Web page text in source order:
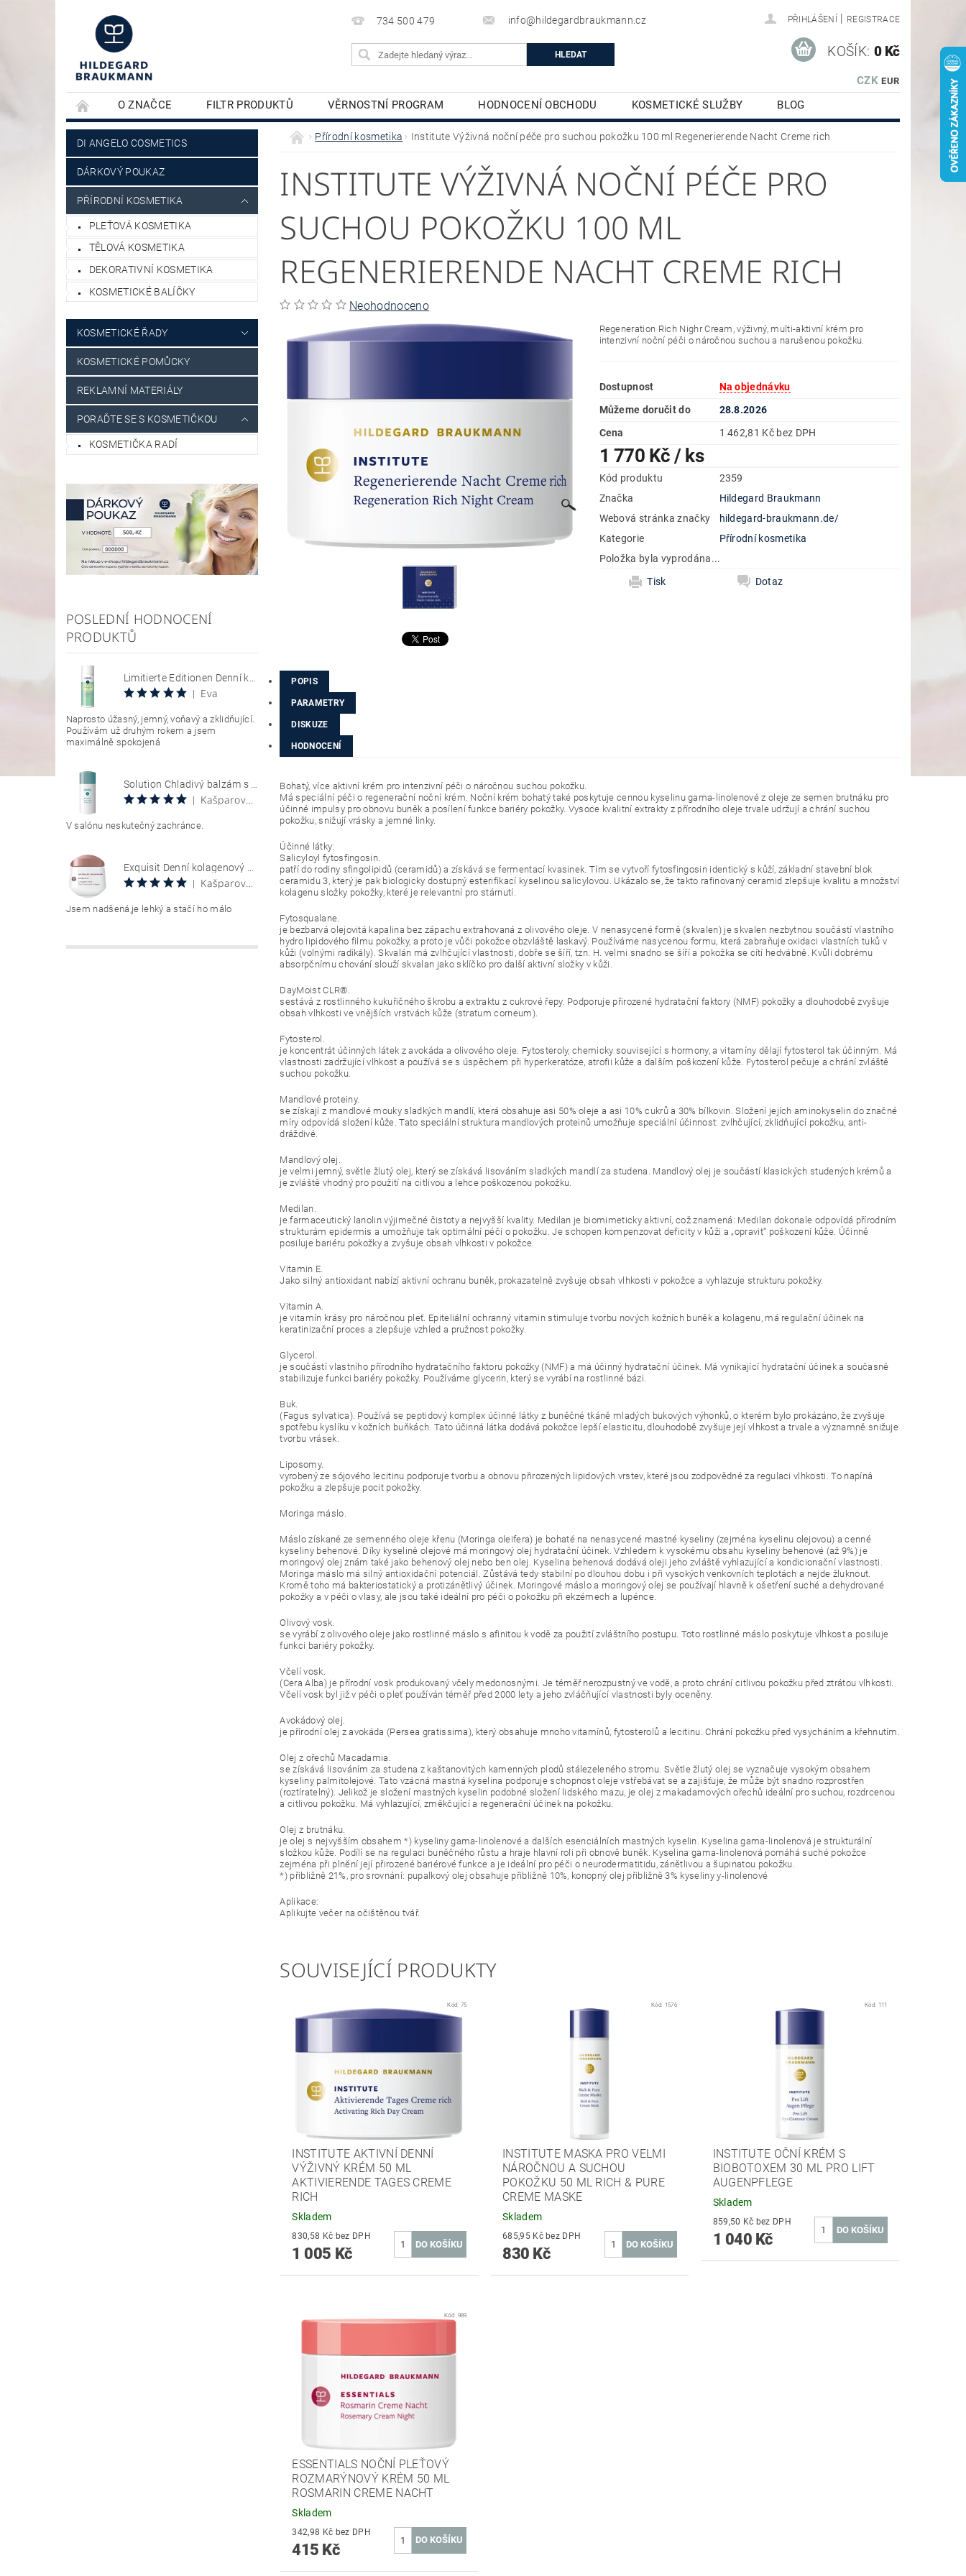
734 500 479 info@hildegardbraukmann.cz PŘIHLÁŠENÍ | REGISTRACE
CZK EUR
KOŠÍK: 0 Kč
O ZNAČCE FILTR PRODUKTŮ VĚRNOSTNÍ PROGRAM HODNOCENÍ OBCHODU KOSMETICKÉ SLUŽBY
BLOG
KONTAKTY
PLEŤOVÁ KOSMETIKA TĚLOVÁ KOSMETIKA DEKORATIVNÍ KOSMETIKA
DI ANGELO COSMETICS
DÁRKOVÝ POUKAZ
PŘÍRODNÍ KOSMETIKA
PLEŤOVÁ KOSMETIKA
TĚLOVÁ KOSMETIKA
DEKORATIVNÍ KOSMETIKA
KOSMETICKÉ BALÍČKY
KOSMETICKÉ ŘADY
KOSMETICKÉ POMŮCKY
REKLAMNÍ MATERIÁLY
PORAĎTE SE S KOSMETIČKOU
KOSMETIČKA RADÍ
POSLEDNÍ HODNOCENÍ
PRODUKTŮ
Limitierte Editionen Denní krém s SPF 30, chránící citlivou pokožku se sklonem k zarudnutí a kuperóze 50 ml Hyaluron Sun Relax Tages Creme SPF 30
|
Eva
Naprosto úžasný, jemný, voňavý a zklidňující.
Používám už druhým rokem a jsem
maximálně spokojená
Solution Chladivý balzám s aloe vera 100 ml Aloe Vera Cool Gel
|
Kašparová Vendula
V salónu neskutečný zachránce.
Exquisit Denní kolagenový krém 50 ml Collagen Creme Tag
|
Kašparová Vendula
Jsem nadšená,je lehký a stačí ho málo
Přírodní kosmetika Institute Výživná noční péče pro suchou pokožku 100 ml Regenerierende Nacht Creme rich
INSTITUTE VÝŽIVNÁ NOČNÍ PÉČE PRO
SUCHOU POKOŽKU 100 ML
REGENERIERENDE NACHT CREME RICH
Neohodnoceno
Regeneration Rich Nighr Cream, výživný, multi-aktivní krém pro
intenzivní noční péči o náročnou suchou a narušenou pokožku.
Dostupnost
Na objednávku
Můžeme doručit do
28.8.2026
Cena
1 462,81 Kč bez DPH
1 770 Kč/ ks
Kód produktu
2359
Značka
Hildegard Braukmann
Webová stránka značky
hildegard-braukmann.de/
Kategorie
Přírodní kosmetika
Položka byla vyprodána...
Tisk
Dotaz
POPIS
PARAMETRY
DISKUZE
HODNOCENÍ
Bohatý, více aktivní krém pro intenzivní péči o náročnou suchou pokožku.
Má speciální péči o regenerační noční krém. Noční krém bohatý také poskytuje cennou kyselinu gama-linolenové z oleje ze semen brutnáku pro
účinné impulsy pro obnovu buněk a posílení funkce bariéry pokožky. Vysoce kvalitní extrakty z přírodního oleje trvale udržují a chrání suchou
pokožku, snižují vrásky a jemné linky.
Účinné látky:
Salicyloyl fytosfingosin.
patří do rodiny sfingolipidů (ceramidů) a získává se fermentací kvasinek. Tím se vytvoří fytosfingosin identický s kůží, základní stavební blok
ceramidu 3, který je pak biologicky dostupný esterifikací kyselinou salicylovou. Ukázalo se, že takto rafinovaný ceramid zlepšuje kvalitu a množství
kolagenu složky pokožky, které je relevantní pro stárnutí.
Fytosqualane.
je bezbarvá olejovitá kapalina bez zápachu extrahovaná z olivového oleje. V nenasycené formě (skvalen) je skvalen nezbytnou součástí vlastního
hydro lipidového filmu pokožky, a proto je vůči pokožce obzvláště laskavý. Používáme nasycenou formu, která zabraňuje oxidaci vlastních tuků v
kůži (volnými radikály). Skvalán má zvlhčující vlastnosti, dobře se šíří, tzn. H. velmi snadno se šíří a pokožka se cítí hedvábně. Kvůli dobrému
absorpčnímu chování slouží skvalan jako sklíčko pro další aktivní složky v kůži.
DayMoist CLR®.
sestává z rostlinného kukuřičného škrobu a extraktu z cukrové řepy. Podporuje přirozené hydratační faktory (NMF) pokožky a dlouhodobě zvyšuje
obsah vlhkosti ve vnějších vrstvách kůže (stratum corneum).
Fytosterol.
je koncentrát účinných látek z avokáda a olivového oleje. Fytosteroly, chemicky související s hormony, a vitamíny dělají fytosterol tak účinným. Má
vlastnosti zadržující vlhkost a používá se s úspěchem při hyperkeratóze, atrofii kůže a dalším poškození kůže. Fytosterol pečuje a chrání zvláště
suchou pokožku.
Mandlové proteiny.
se získají z mandlové mouky sladkých mandlí, která obsahuje asi 50% oleje a asi 10% cukrů a 30% bílkovin. Složení jejích aminokyselin do značné
míry odpovídá složení kůže. Tato speciální struktura mandlových proteinů umožňuje speciální účinnost: zvlhčující, zklidňující pokožku, anti-
dráždivé.
Mandlový olej.
je velmi jemný, světle žlutý olej, který se získává lisováním sladkých mandlí za studena. Mandlový olej je součástí klasických studených krémů a
je zvláště vhodný pro použití na citlivou a lehce poškozenou pokožku.
Medilan.
je farmaceutický lanolin výjimečné čistoty a nejvyšší kvality. Medilan je biomimeticky aktivní, což znamená: Medilan dokonale odpovídá přírodním
strukturám epidermis a umožňuje tak optimální péči o pokožku. Je schopen kompenzovat deficity v kůži a „opravit“ poškození kůže. Účinně
posiluje bariéru pokožky a zvyšuje obsah vlhkosti v pokožce.
Vitamin E.
Jako silný antioxidant nabízí aktivní ochranu buněk, prokazatelně zvyšuje obsah vlhkosti v pokožce a vyhlazuje strukturu pokožky.
Vitamin A.
je vitamín krásy pro náročnou pleť. Epiteliální ochranný vitamin stimuluje tvorbu nových kožních buněk a kolagenu, má regulační účinek na
keratinizační proces a zlepšuje vzhled a pružnost pokožky.
Glycerol.
je součástí vlastního přírodního hydratačního faktoru pokožky (NMF) a má účinný hydratační účinek. Má vynikající hydratační účinek a současně
stabilizuje funkci bariéry pokožky. Používáme glycerin, který se vyrábí na rostlinné bázi.
Buk.
(Fagus sylvatica). Používá se peptidový komplex účinné látky z buněčné tkáně mladých bukových výhonků, o kterém bylo prokázáno, že zvyšuje
spotřebu kyslíku v kožních buňkách. Tato účinná látka dodává pokožce lepší elasticitu, dlouhodobě zvyšuje její vlhkost a trvale a významně snižuje
tvorbu vrásek.
Liposomy.
vyrobený ze sójového lecitinu podporuje tvorbu a obnovu přirozených lipidových vrstev, které jsou zodpovědné za regulaci vlhkosti. To napíná
pokožku a zlepšuje pocit pokožky.
Moringa máslo.
Máslo získané ze semenného oleje křenu (Moringa oleifera) je bohaté na nenasycené mastné kyseliny (zejména kyselinu olejovou) a cenné
kyseliny behenové. Díky kyselině olejové má moringový olej hydratační účinek. Vzhledem k vysokému obsahu kyseliny behenové (až 9%) je
moringový olej znám také jako behenový olej nebo ben olej. Kyselina behenová dodává oleji jeho zvláště vyhlazující a kondicionační vlastnosti.
Moringa máslo má silný antioxidační potenciál. Zůstává tedy stabilní po dlouhou dobu i při vysokých venkovních teplotách a nejde žluknout.
Kromě toho má bakteriostatický a protizánětlivý účinek. Moringové máslo a moringový olej se používají hlavně k ošetření suché a dehydrované
pokožky a v péči o vlasy, ale jsou také ideální pro péči o pokožku při ekzémech a lupénce.
Olivový vosk.
se vyrábí z olivového oleje jako rostlinné máslo s afinitou k vodě za použití zvláštního postupu. Toto rostlinné máslo poskytuje vlhkost a posiluje
funkci bariéry pokožky.
Včelí vosk.
(Cera Alba) je přírodní vosk produkovaný včely medonosnými. Je téměř nerozpustný ve vodě, a proto chrání citlivou pokožku před ztrátou vlhkosti.
Včelí vosk byl již v péči o pleť používán téměř před 2000 lety a jeho zvláčňující vlastnosti byly oceněny.
Avokádový olej.
je přírodní olej z avokáda (Persea gratissima), který obsahuje mnoho vitamínů, fytosterolů a lecitinu. Chrání pokožku před vysycháním a křehnutím.
Olej z ořechů Macadamia.
se získává lisováním za studena z kaštanovitých kamenných plodů stálezeleného stromu. Světle žlutý olej se vyznačuje vysokým obsahem
kyseliny palmitolejové. Tato vzácná mastná kyselina podporuje schopnost oleje vstřebávat se a zajišťuje, že může být snadno rozprostřen
(roztíratelný). Jelikož je složení mastných kyselin podobné složení lidského mazu, je olej z makadamových ořechů ideální pro suchou, rozdrcenou
a citlivou pokožku. Má vyhlazující, změkčující a regenerační účinek na pokožku.
Olej z brutnáku.
je olej s nejvyšším obsahem *) kyseliny gama-linolenové a dalších esenciálních mastných kyselin. Kyselina gama-linolenová je strukturální
složkou kůže. Podílí se na regulaci buněčného růstu a hraje hlavní roli při obnově buněk. Kyselina gama-linolenová pomáhá suché pokožce
zejména při plnění její přirozené bariérové ​​funkce a je ideální pro péči o neurodermatitidu, zánětlivou a šupinatou pokožku.
*) přibližně 21%, pro srovnání: pupalkový olej obsahuje přibližně 10%, konopný olej přibližně 3% kyseliny y-linolenové
Aplikace:
Aplikujte večer na očištěnou tvář.
SOUVISEJÍCÍ PRODUKTY
Kód: 75
INSTITUTE AKTIVNÍ DENNÍ
VÝŽIVNÝ KRÉM 50 ML
AKTIVIERENDE TAGES CREME
RICH
Skladem
830,58 Kč bez DPH
1 005 Kč
Kód: 1576
INSTITUTE MASKA PRO VELMI
NÁROČNOU A SUCHOU
POKOŽKU 50 ML RICH & PURE
CREME MASKE
Skladem
685,95 Kč bez DPH
830 Kč
Kód: 111
INSTITUTE OČNÍ KRÉM S
BIOBOTOXEM 30 ML PRO LIFT
AUGENPFLEGE
Skladem
859,50 Kč bez DPH
1 040 Kč
Kód: 989
ESSENTIALS NOČNÍ PLEŤOVÝ
ROZMARÝNOVÝ KRÉM 50 ML
ROSMARIN CREME NACHT
Skladem
342,98 Kč bez DPH
415 Kč